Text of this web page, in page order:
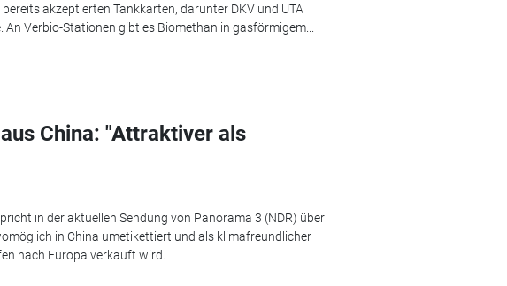
akzeptierten Tankkarten, darunter DKV und UTA
Verbio-Stationen gibt es Biomethan in gasförmigem...
China: "Attraktiver als
in der aktuellen Sendung von Panorama 3 (NDR) über
in China umetikettiert und als klimafreundlicher
nach Europa verkauft wird.